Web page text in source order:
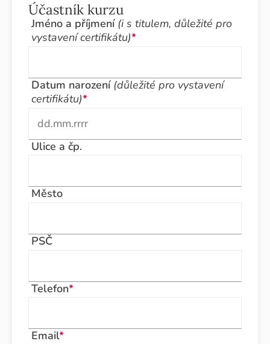
Účastník kurzu
Jméno a příjmení (i s titulem, důležité pro
vystavení certifikátu)*
Datum narození (důležité pro vystavení
certifikátu)*
Ulice a čp.
Město
PSČ
Telefon*
Email*